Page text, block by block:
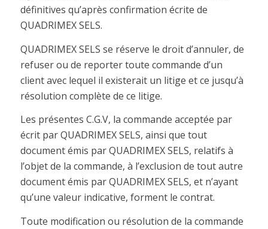
définitives qu’après confirmation écrite de
QUADRIMEX SELS.
QUADRIMEX SELS se réserve le droit d’annuler, de
refuser ou de reporter toute commande d’un
client avec lequel il existerait un litige et ce jusqu’à
résolution complète de ce litige.
Les présentes C.G.V, la commande acceptée par
écrit par QUADRIMEX SELS, ainsi que tout
document émis par QUADRIMEX SELS, relatifs à
l’objet de la commande, à l’exclusion de tout autre
document émis par QUADRIMEX SELS, et n’ayant
qu’une valeur indicative, forment le contrat.
Toute modification ou résolution de la commande